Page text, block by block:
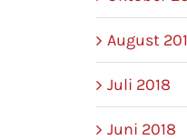
August
Juli 2018
Juni 2018